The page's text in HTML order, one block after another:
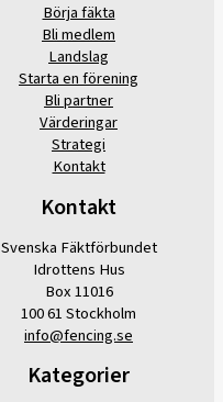
Börja fäkta
Bli medlem
Landslag
Starta en förening
Bli partner
Värderingar
Strategi
Kontakt
Kontakt
Svenska Fäktförbundet
Idrottens Hus
Box 11016
100 61 Stockholm
info@fencing.se
Kategorier